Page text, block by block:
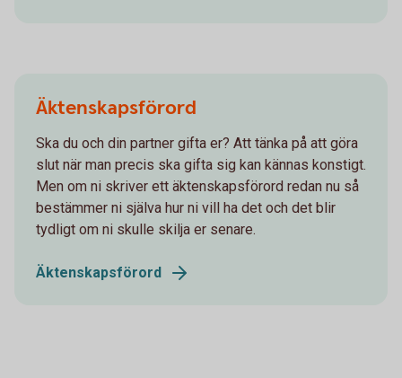
Äktenskapsförord
Ska du och din partner gifta er? Att tänka på att göra
slut när man precis ska gifta sig kan kännas konstigt.
Men om ni skriver ett äktenskapsförord redan nu så
bestämmer ni själva hur ni vill ha det och det blir
tydligt om ni skulle skilja er senare.
Äktenskapsförord